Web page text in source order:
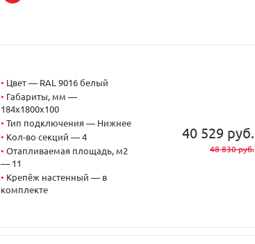
• Цвет — RAL 9016 белый
• Габариты, мм —
184x1800x100
• Тип подключения — Нижнее
• Кол-во секций — 4
• Отапливаемая площадь, м2
— 11
• Крепёж настенный — в
комплекте
40 529 руб.
48 830 руб.